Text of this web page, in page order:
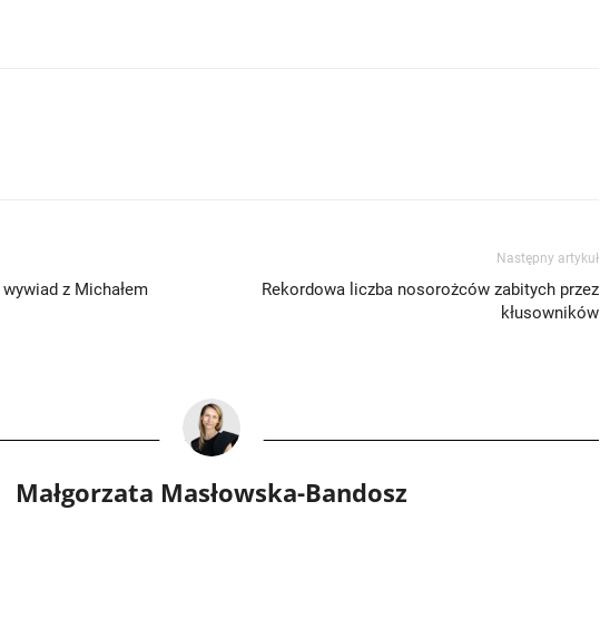
z Michałem
Następny artykuł
Rekordowa liczba nosorożców zabitych przez
kłusowników
Małgorzata Masłowska-Bandosz